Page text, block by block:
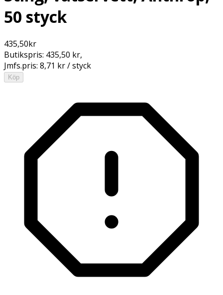
50 styck
435,50kr
Butikspris: 435,50 kr,
Jmfs.pris: 8,71 kr / styck
Köp